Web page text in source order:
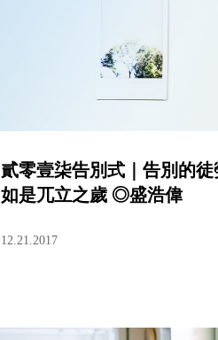
貳零壹柒告別式｜告別的
如是兀立之歲 ◎盛浩偉
12.21.2017